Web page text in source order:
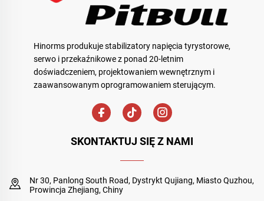
Hinorms produkuje stabilizatory napięcia tyrystorowe,
serwo i przekaźnikowe z ponad 20-letnim
doświadczeniem, projektowaniem wewnętrznym i
zaawansowanym oprogramowaniem sterującym.
SKONTAKTUJ SIĘ Z NAMI
Nr 30, Panlong South Road, Dystrykt Qujiang, Miasto Quzhou,
Prowincja Zhejiang, Chiny